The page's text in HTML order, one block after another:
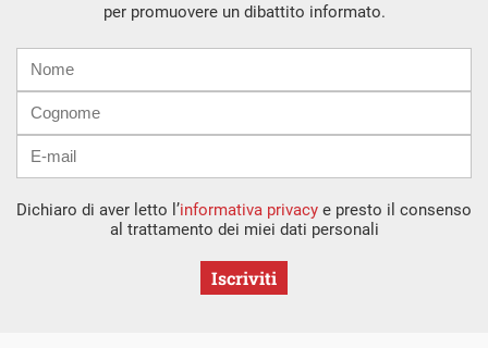
per promuovere un dibattito informato.
mail
Dichiaro di aver letto l’informativa privacy e presto il consenso
al trattamento dei miei dati personali
Iscriviti